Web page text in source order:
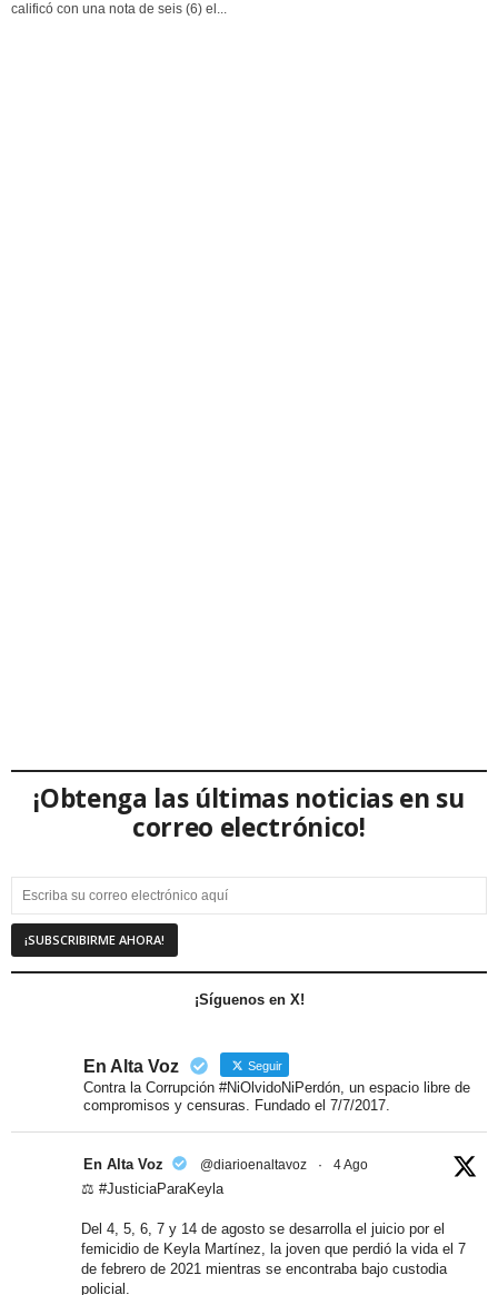
calificó con una nota de seis (6) el...
¡Obtenga las últimas noticias en su
correo electrónico!
¡Síguenos en X!
En Alta Voz Seguir
Contra la Corrupción #NiOlvidoNiPerdón, un espacio libre de
compromisos y censuras. Fundado el 7/7/2017.
En Alta Voz @diarioenaltavoz · 4 Ago
⚖️ #JusticiaParaKeyla
Del 4, 5, 6, 7 y 14 de agosto se desarrolla el juicio por el
femicidio de Keyla Martínez, la joven que perdió la vida el 7
de febrero de 2021 mientras se encontraba bajo custodia
policial.